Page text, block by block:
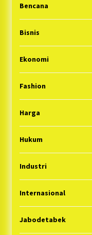
Bencana
Bisnis
Ekonomi
Fashion
Harga
Hukum
Industri
Internasional
Jabodetabek